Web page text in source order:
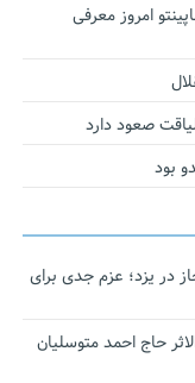
امروز معرفی
صعود دارد
بود
در یزد؛ عزم جدی برای
حاج احمد متوسلیان